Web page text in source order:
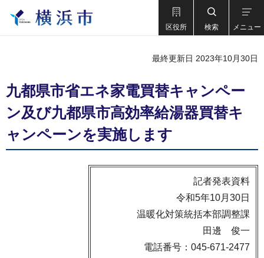
区役所 検索 メニュー
最終更新日 2023年10月30日
九都県市省エネ家電買替キャンペー
ン及び九都県市高効率給湯器買替キ
ャンペーンを実施します
記者発表資料
令和5年10月30日
温暖化対策統括本部調整課
田邊 俊一
電話番号：045-671-2477